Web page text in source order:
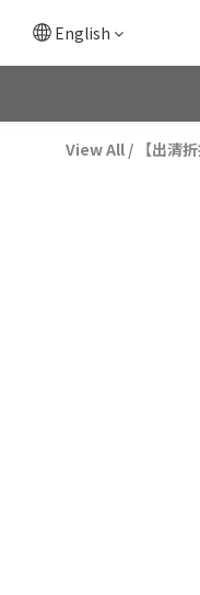
English
View All / 【出清